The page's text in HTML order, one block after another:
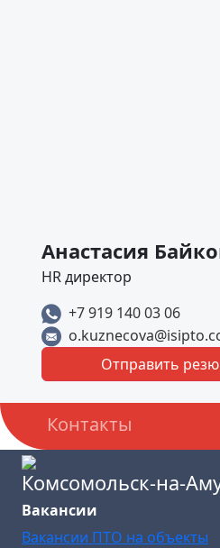
Анастасия
HR директор
+7 919 140 03 06
Отправить
Контакты
Комсомольск-на-
Вакансии
Вакансии ПТО на объекты